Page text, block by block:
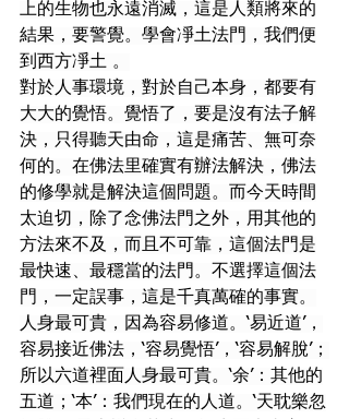
上的生物也永遠消滅，這是人類將來的
結果，要警覺。學會凈土法門，我們便
到西方凈土 。
對於人事環境，對於自己本身，都要有
大大的覺悟。覺悟了，要是沒有法子解
決，只得聽天由命，這是痛苦、無可奈
何的。在佛法里確實有辦法解決，佛法
的修學就是解決這個問題。而今天時間
太迫切，除了念佛法門之外，用其他的
方法來不及，而且不可靠，這個法門是
最快速、最穩當的法門。不選擇這個法
門，一定誤事，這是千真萬確的事實。
人身最可貴，因為容易修道。‘易近道’，
容易接近佛法，‘容易覺悟’，‘容易解脫’；
所以六道裡面人身最可貴。‘余’：其他的
五道；‘本’：我們現在的人道。‘天耽樂忽